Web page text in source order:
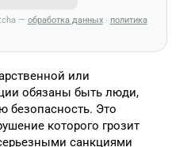
— обработка данных· политика
или
обязаны быть люди,
безопасность. Это
которого грозит
санкциями